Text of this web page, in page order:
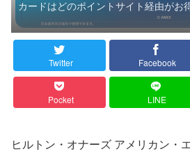
カードはどのポイントサイト経由がお
Twitter Facebook
Pocket LINE
ヒルトン・オナーズ アメリカン・